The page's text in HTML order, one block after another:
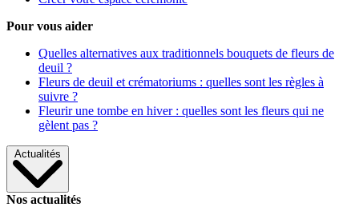
Pour vous aider
Quelles alternatives aux traditionnels bouquets de fleurs de
deuil ?
Fleurs de deuil et crématoriums : quelles sont les règles à
suivre ?
Fleurir une tombe en hiver : quelles sont les fleurs qui ne
gèlent pas ?
Actualités
Nos actualités